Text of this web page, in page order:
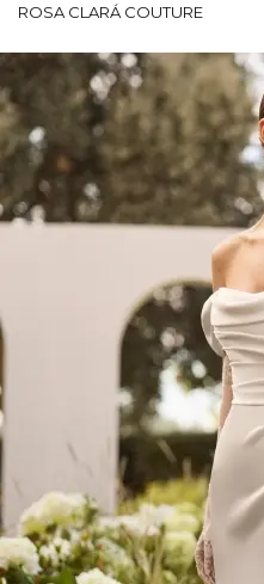
ROSA CLARÁ COUTURE